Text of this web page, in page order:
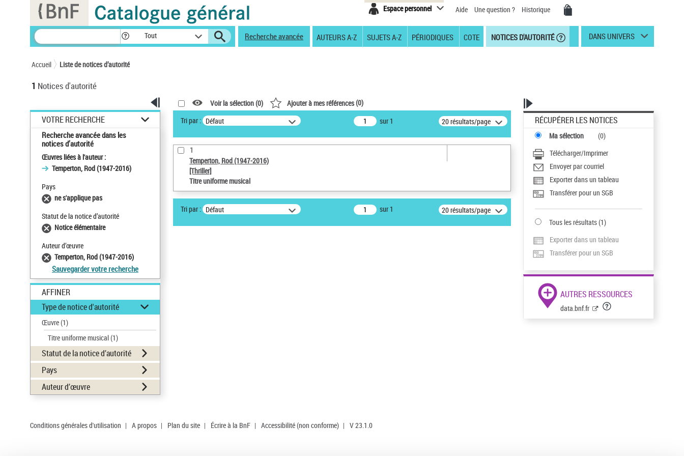
Espace personnel Aide Une question ? Historique
Tout Recherche avancée AUTEURS A-Z SUJETS A-Z PÉRIODIQUES COTE NOTICES D'AUTORITÉ DANS UNIVERS
Accueil Liste de notices d’autorité
1 Notices d'autorité
VOTRE RECHERCHE
Recherche avancée dans les
notices d’autorité
Œuvres liées à l'auteur :
Temperton, Rod (1947-2016)
Pays
ne s'applique pas
Statut de la notice d’autorité
Notice élémentaire
Auteur d’œuvre
Temperton, Rod (1947-2016)
Sauvegarder votre recherche
AFFINER
Type de notice d'autorité
Œuvre(1)
Titre uniforme musical(1)
Statut de la notice d’autorité
Pays
Auteur d’œuvre
Voir la sélection (0) Ajouter à mes références(0)
Tri par : Défaut sur 1 20 résultats/page
1
Temperton, Rod (1947-2016)
[Thriller]
Titre uniforme musical
Tri par : Défaut sur 1 20 résultats/page
RÉCUPÉRER LES NOTICES
Ma sélection (0)
Télécharger/Imprimer
Envoyer par courriel
Exporter dans un tableau
Transférer pour un SGB
Tous les résultats(1)
Exporter dans un tableau
Transférer pour un SGB
AUTRES RESSOURCES
data.bnf.fr
Conditions générales d'utilisation | A propos | Plan du site | Écrire à la BnF | Accessibilité (non conforme) | V 23.1.0
Panneau de gestion des cookies